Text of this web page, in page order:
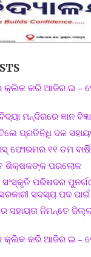
କ୍ଲିକ କରି ଆଜିର ଇ –
ମନ୍ଦିରରେ ଜ୍ଞାନ
ପ୍ରତିନିଧି ଦଳ
ଫୋରମର ୧୧ ତମ
ଶିକ୍ଷକଙ୍କ ପରଲୋକ
ସଂସ୍କୃତି ପରିଷଦର
ସଦସ୍ୟ ପଦ
ସହାୟତା ନିମନ୍ତେ
କ୍ଲିକ କରି ଆଜିର ଇ –